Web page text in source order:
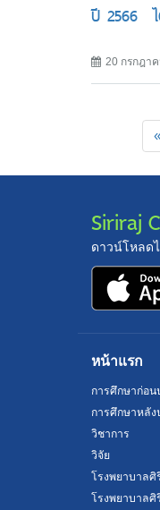
ปี 2566
20 กรกฎา
Siriraj
ดาวน์โหลด
หน้าแรก
การศึกษาก่อ
การศึกษาหลั
วิชาการ
วิจัย
โรงพยาบาลศิ
โรงพยาบาล